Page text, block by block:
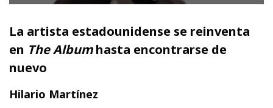
La artista estadounidense se reinventa
en The Albumhasta encontrarse de
nuevo
Hilario Martínez